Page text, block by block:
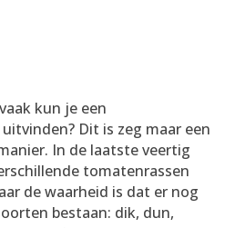
kun je een
Dit is zeg maar een
In de laatste veertig
tomatenrassen
de waarheid is dat er nog
bestaan: dik, dun,